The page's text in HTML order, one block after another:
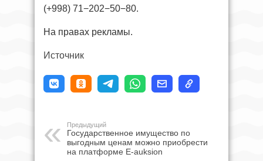
(+998) 71−202−50−80.
На правах рекламы.
Источник
Предыдущий
Государственное имущество по
выгодным ценам можно приобрести
на платформе E-auksion